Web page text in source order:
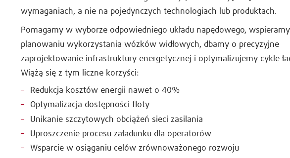
wymaganiach, a nie na pojedynczych technologiach lub produktach.
Pomagamy w wyborze odpowiedniego układu napędowego,
planowaniu wykorzystania wózków widłowych, dbamy o precyzyjne
zaprojektowanie infrastruktury energetycznej i optymalizujemy cykle
Wiążą się z tym liczne korzyści:
Redukcja kosztów energii nawet o 40%
Optymalizacja dostępności floty
Unikanie szczytowych obciążeń sieci zasilania
Uproszczenie procesu załadunku dla operatorów
Wsparcie w osiąganiu celów zrównoważonego rozwoju